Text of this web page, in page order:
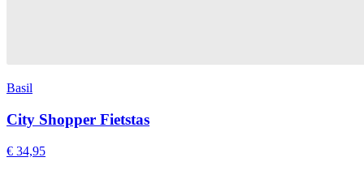
Basil
City Shopper Fietstas
€ 34,95